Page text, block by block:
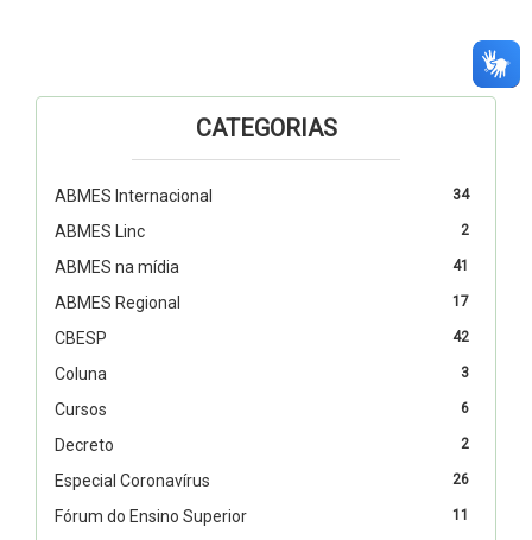
CATEGORIAS
34
ABMES Internacional
2
ABMES Linc
41
ABMES na mídia
17
ABMES Regional
42
CBESP
3
Coluna
6
Cursos
2
Decreto
26
Especial Coronavírus
11
Fórum do Ensino Superior